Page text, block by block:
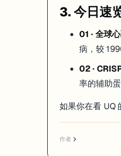
3. 今日速
01 · 全球
病，较
02 ·
率的辅助
如果你在看 UQ
作者